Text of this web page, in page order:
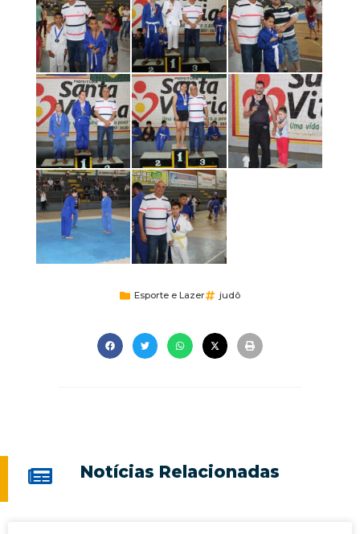
Esporte e Lazer judô
Notícias Relacionadas